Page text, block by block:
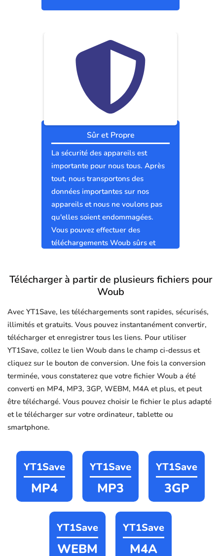
Sûr et Propre
La sécurité des appareils est
importante pour nous tous. Après
tout, nous transportons des
données importantes sur nos
appareils et nous ne voulons pas
qu'elles soient endommagées.
Vous pouvez effectuer des
téléchargements Woub sûrs et
Télécharger à partir de plusieurs fichiers pour
Woub
Avec YT1Save, les téléchargements sont rapides, sécurisés,
illimités et gratuits. Vous pouvez instantanément convertir,
télécharger et enregistrer tous les liens. Pour utiliser
YT1Save, collez le lien Woub dans le champ ci-dessus et
cliquez sur le bouton de conversion. Une fois la conversion
terminée, vous constaterez que votre fichier Woub a été
converti en MP4, MP3, 3GP, WEBM, M4A et plus, et peut
être téléchargé. Vous pouvez choisir le fichier le plus adapté
et le télécharger sur votre ordinateur, tablette ou
smartphone.
YT1Save
MP4
YT1Save
MP3
YT1Save
3GP
YT1Save
WEBM
YT1Save
M4A